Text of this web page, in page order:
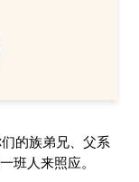
的族弟兄、父系
班人来照应。